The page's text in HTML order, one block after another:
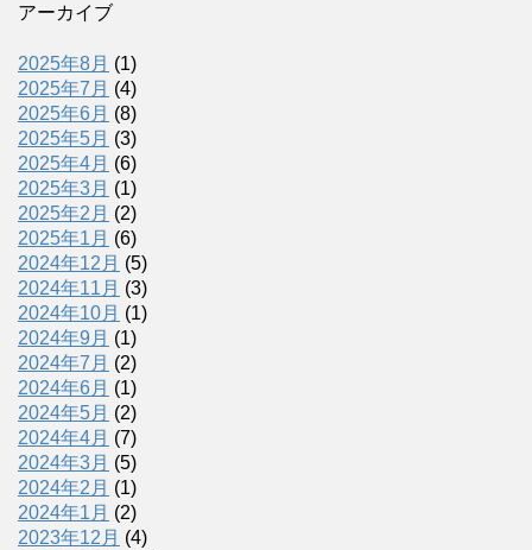
アーカイブ
2025年8月 (1)
2025年7月 (4)
2025年6月 (8)
2025年5月 (3)
2025年4月 (6)
2025年3月 (1)
2025年2月 (2)
2025年1月 (6)
2024年12月 (5)
2024年11月 (3)
2024年10月 (1)
2024年9月 (1)
2024年7月 (2)
2024年6月 (1)
2024年5月 (2)
2024年4月 (7)
2024年3月 (5)
2024年2月 (1)
2024年1月 (2)
2023年12月 (4)